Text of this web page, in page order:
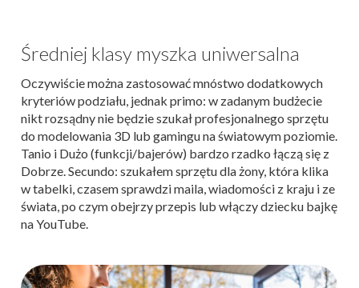
Średniej klasy myszka uniwersalna
Oczywiście można zastosować mnóstwo dodatkowych
kryteriów podziału, jednak primo: w zadanym budżecie
nikt rozsądny nie będzie szukał profesjonalnego sprzętu
do modelowania 3D lub gamingu na światowym poziomie.
Tanio i Dużo (funkcji/bajerów) bardzo rzadko łączą się z
Dobrze. Secundo: szukałem sprzętu dla żony, która klika
w tabelki, czasem sprawdzi maila, wiadomości z kraju i ze
świata, po czym obejrzy przepis lub włączy dziecku bajkę
na YouTube.